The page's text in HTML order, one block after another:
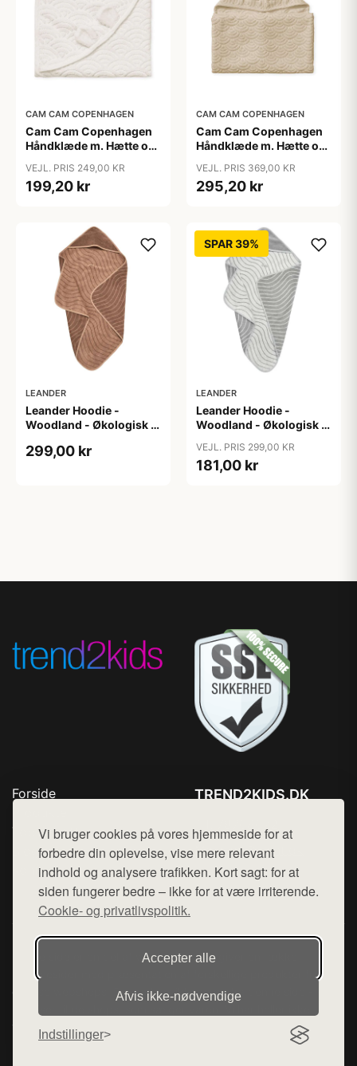
Vi bruger cookies på vores hjemmeside for at
forbedre din oplevelse, vise mere relevant
indhold og analysere trafikken. Kort sagt: for at
siden fungerer bedre – ikke for at være irriterende.
Cookie- og privatlivspolitik.
Accepter alle
Afvis ikke‑nødvendige
Indstillinger
CAM CAM COPENHAGEN
Cam Cam Copenhagen
Håndklæde m. Hætte og
White
VEJL. PRIS 249,00 KR
199,20 kr
CAM CAM COPENHAGEN
Cam Cam Copenhagen
Håndklæde m. Hætte og
Almond
VEJL. PRIS 369,00 KR
295,20 kr
LEANDER
Leander Hoodie -
Woodland - Økologisk -
299,00 kr
SPAR 39%
LEANDER
Leander Hoodie -
Woodland - Økologisk -
VEJL. PRIS 299,00 KR
181,00 kr
Forside
Top Rabatter
Blog
Kontakt
TREND2KIDS.DK
Mail: hej@want.dk
Cookie- og privatlivspolitik
Denne side er en del af want.dk, der udgiver en række
hjemmesider med præsentation af forskellige produkter fra
diverse webshops. Der sælges ikke varer fra denne side - vi
henviser til de shops, som sælger varen. Vi har heller ikke
varerne på lager.